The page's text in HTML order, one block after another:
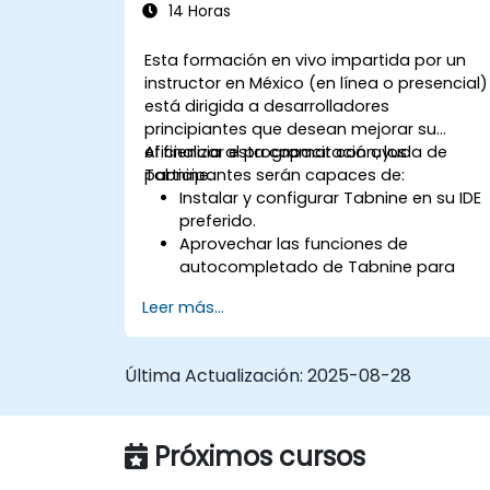
14 Horas
Esta formación en vivo impartida por un
instructor en México (en línea o presencial)
está dirigida a desarrolladores
principiantes que desean mejorar su
eficiencia al programar con ayuda de
Tabnine.
Al finalizar esta capacitación, los
participantes serán capaces de:
Instalar y configurar Tabnine en su IDE
preferido.
Aprovechar las funciones de
autocompletado de Tabnine para
Personalizar la configuración de
Tabnine para obtener una asistencia
Comprender cómo la IA de Tabnine
Leer más...
Última Actualización: 2025-08-28
Próximos cursos